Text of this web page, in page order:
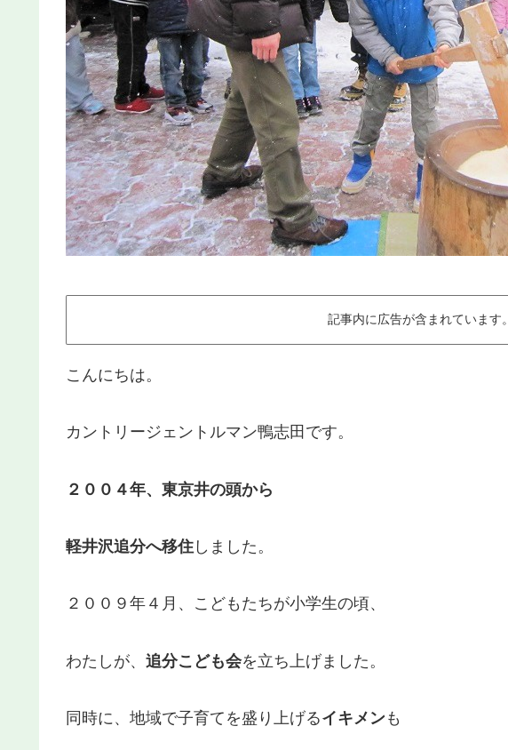
記事内に広告が含まれています。
こんにちは。
カントリージェントルマン鴨志田です。
２００４年、東京井の頭から
軽井沢追分へ移住 しました。
２００９年４月、こどもたちが小学生の頃、
わたしが、 追分こども会を立ち上げました。
同時に、地域で子育てを盛り上げるイキメンも